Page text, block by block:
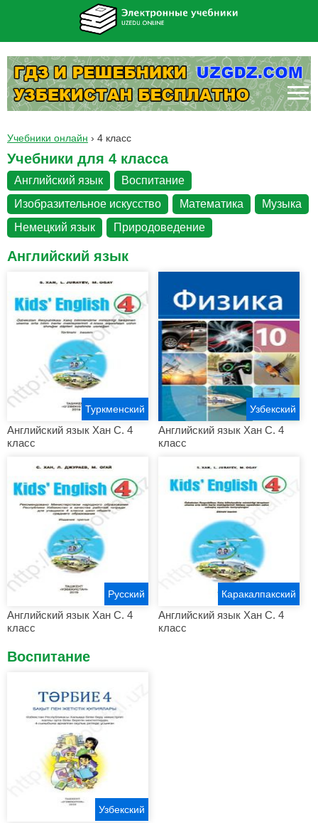
Учебники онлайн › 4 класс
Учебники для 4 класса
Английский язык
Воспитание
Изобразительное искусство
Математика
Музыка
Немецкий язык
Природоведение
Английский язык
Английский язык Хан С. 4
класс
Туркменский
Английский язык Хан С. 4
класс
Узбекский
Английский язык Хан С. 4
класс
Русский
Английский язык Хан С. 4
класс
Каракалпакский
Воспитание
Узбекский